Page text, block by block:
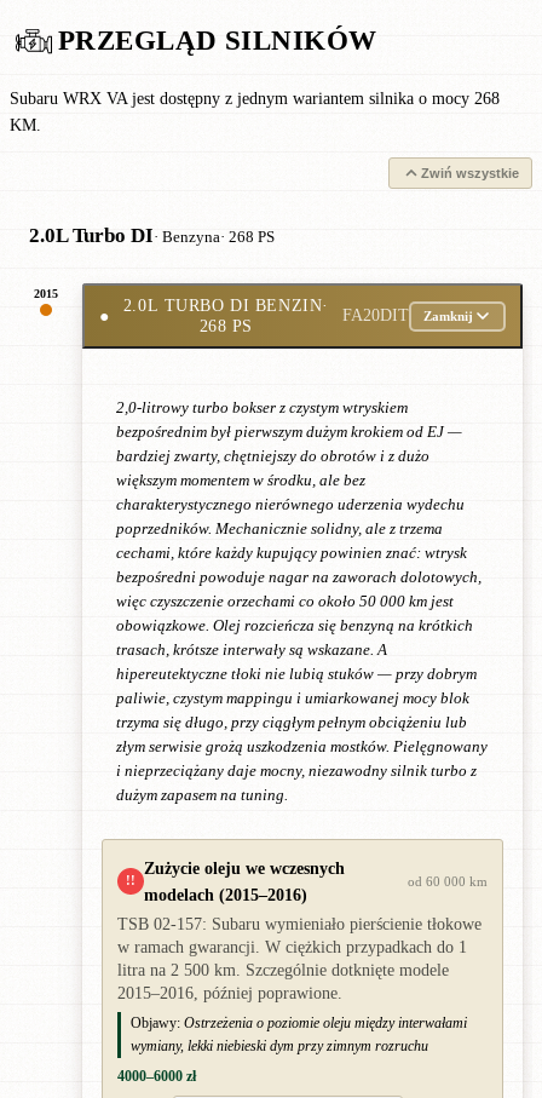
PRZEGLĄD SILNIKÓW
Subaru WRX VA jest dostępny z jednym wariantem silnika o mocy 268
KM.
Zwiń wszystkie
2.0L Turbo DI· Benzyna· 268 PS
2015
●
2.0L TURBO DI BENZIN·
268 PS
FA20DIT Zamknij
2,0-litrowy turbo bokser z czystym wtryskiem
bezpośrednim był pierwszym dużym krokiem od EJ —
bardziej zwarty, chętniejszy do obrotów i z dużo
większym momentem w środku, ale bez
charakterystycznego nierównego uderzenia wydechu
poprzedników. Mechanicznie solidny, ale z trzema
cechami, które każdy kupujący powinien znać: wtrysk
bezpośredni powoduje nagar na zaworach dolotowych,
więc czyszczenie orzechami co około 50 000 km jest
obowiązkowe. Olej rozcieńcza się benzyną na krótkich
trasach, krótsze interwały są wskazane. A
hipereutektyczne tłoki nie lubią stuków — przy dobrym
paliwie, czystym mappingu i umiarkowanej mocy blok
trzyma się długo, przy ciągłym pełnym obciążeniu lub
złym serwisie grożą uszkodzenia mostków. Pielęgnowany
i nieprzeciążany daje mocny, niezawodny silnik turbo z
dużym zapasem na tuning.
!!
Zużycie oleju we wczesnych
modelach (2015–2016)
od 60 000 km
TSB 02-157: Subaru wymieniało pierścienie tłokowe
w ramach gwarancji. W ciężkich przypadkach do 1
litra na 2 500 km. Szczególnie dotknięte modele
2015–2016, później poprawione.
Objawy: Ostrzeżenia o poziomie oleju między interwałami
wymiany, lekki niebieski dym przy zimnym rozruchu
4000–6000 zł